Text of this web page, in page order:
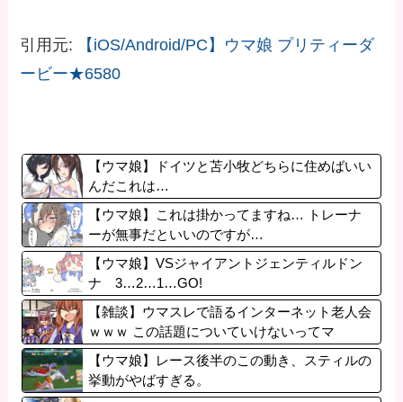
引用元:
【iOS/Android/PC】ウマ娘 プリティーダ
ービー★6580
【ウマ娘】ドイツと苫小牧どちらに住めばいい
んだこれは…
【ウマ娘】これは掛かってますね… トレーナ
ーが無事だといいのですが…
【ウマ娘】VSジャイアントジェンティルドン
ナ 3…2…1…GO!
【雑談】ウマスレで語るインターネット老人会
ｗｗｗ この話題についていけないってマ
ジ…！？
【ウマ娘】レース後半のこの動き、スティルの
挙動がやばすぎる。